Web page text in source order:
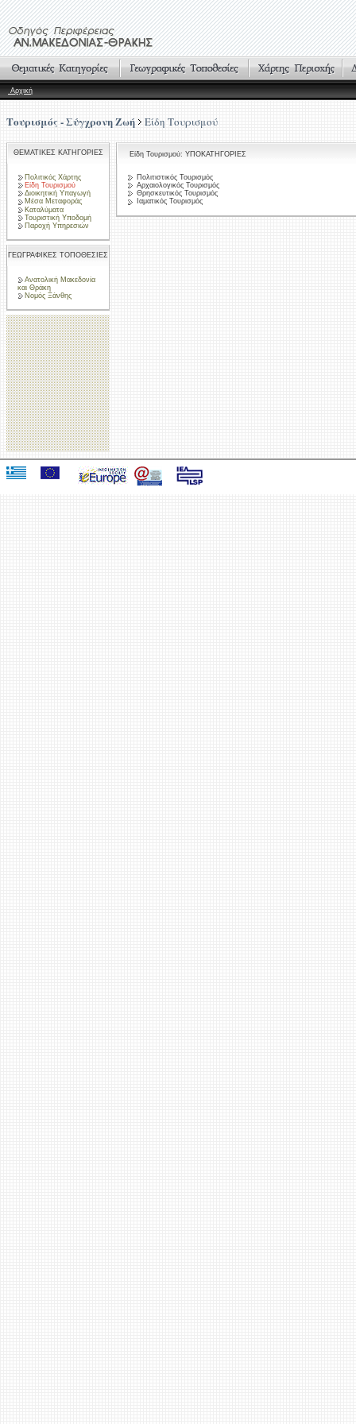
Αρχική
Τουρισμός - Σύγχρονη Ζωή Είδη Τουρισμού
ΘΕΜΑΤΙΚΕΣ ΚΑΤΗΓΟΡΙΕΣ
Πολιτικός Χάρτης
Είδη Τουρισμού
Διοικητική Υπαγωγή
Μέσα Μεταφοράς
Καταλύματα
Τουριστική Υποδομή
Παροχή Υπηρεσιών
ΓΕΩΓΡΑΦΙΚΕΣ ΤΟΠΟΘΕΣΙΕΣ
Ανατολική Μακεδονία
και Θράκη
Νομός Ξάνθης
Είδη Τουρισμού: ΥΠΟΚΑΤΗΓΟΡΙΕΣ
Πολιτιστικός Τουρισμός
Αρχαιολογικός Τουρισμός
Θρησκευτικός Τουρισμός
Ιαματικός Τουρισμός